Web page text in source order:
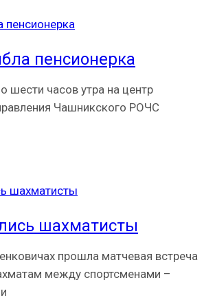
пенсионерка
шести часов утра на центр
Чашникского РОЧС
шахматисты
прошла матчевая встреча
между спортсменами –